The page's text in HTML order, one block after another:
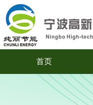
首页